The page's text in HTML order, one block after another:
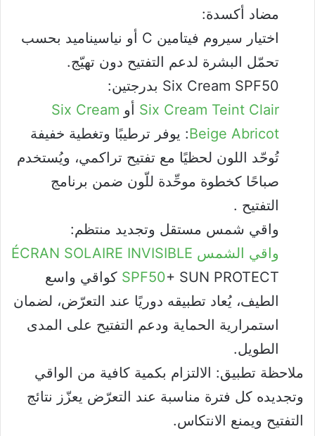
مضاد أكسدة:
اختيار سيروم فيتامين C أو نياسيناميد بحسب
تحمّل البشرة لدعم التفتيح دون تهيّج.
Six Cream SPF50 بدرجتين:
Six Cream Teint Clair أو Six Cream
Beige Abricot: يوفر ترطيبًا وتغطية خفيفة
تُوحّد اللون لحظيًا مع تفتيح تراكمي، ويُستخدم
صباحًا كخطوة موحِّدة للّون ضمن برنامج
التفتيح .
واقي شمس مستقل وتجديد منتظم:
واقي الشمس ÉCRAN SOLAIRE INVISIBLE
SPF50 + SUN PROTECT كواقي واسع
الطيف، يُعاد تطبيقه دوريًا عند التعرّض، لضمان
استمرارية الحماية ودعم التفتيح على المدى
الطويل.
ملاحظة تطبيق: الالتزام بكمية كافية من الواقي
وتجديده كل فترة مناسبة عند التعرّض يعزّز نتائج
التفتيح ويمنع الانتكاس.